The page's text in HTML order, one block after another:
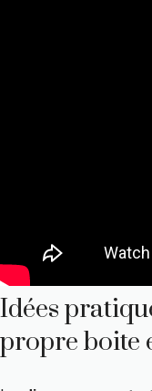
Idées
propre boite